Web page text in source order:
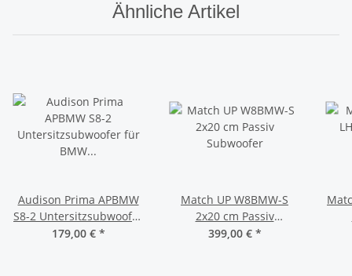
Ähnliche Artikel
Audison Prima APBMW
S8-2 Untersitzsubwoofer
für BMW und Mini
179,00 € *
Match UP W8BMW-S
2x20 cm Passiv
Subwoofer
399,00 € *